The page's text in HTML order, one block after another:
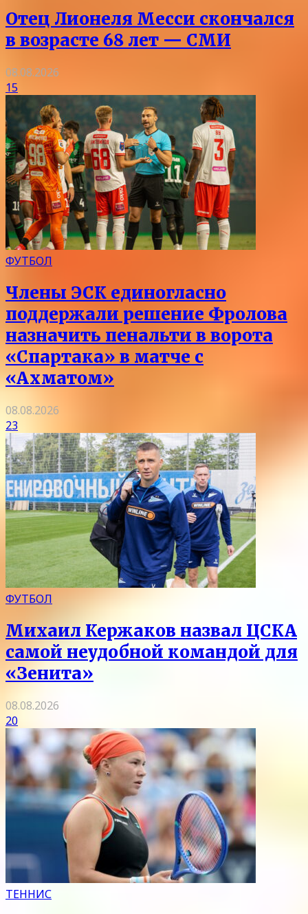
Отец Лионеля Месси скончался
в возрасте 68 лет — СМИ
08.08.2026
15
ФУТБОЛ
Члены ЭСК единогласно
поддержали решение Фролова
назначить пенальти в ворота
«Спартака» в матче с
«Ахматом»
08.08.2026
23
ФУТБОЛ
Михаил Кержаков назвал ЦСКА
самой неудобной командой для
«Зенита»
08.08.2026
20
ТЕННИС